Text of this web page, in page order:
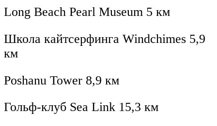
Long Beach Pearl Museum 5 км
Школа кайтсерфинга Windchimes 5,9
км
Poshanu Tower 8,9 км
Гольф-клуб Sea Link 15,3 км